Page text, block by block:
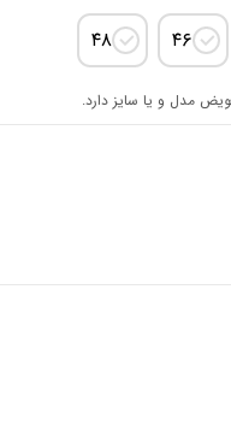
۴۶ ۴۸
مدل و یا سایز دارد.